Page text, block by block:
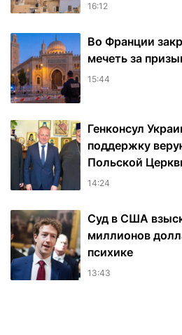
16:12
Во Франции
мечеть за
15:44
Генконсул
поддержку
Польской
14:24
Суд в США
миллионов
психике
13:43